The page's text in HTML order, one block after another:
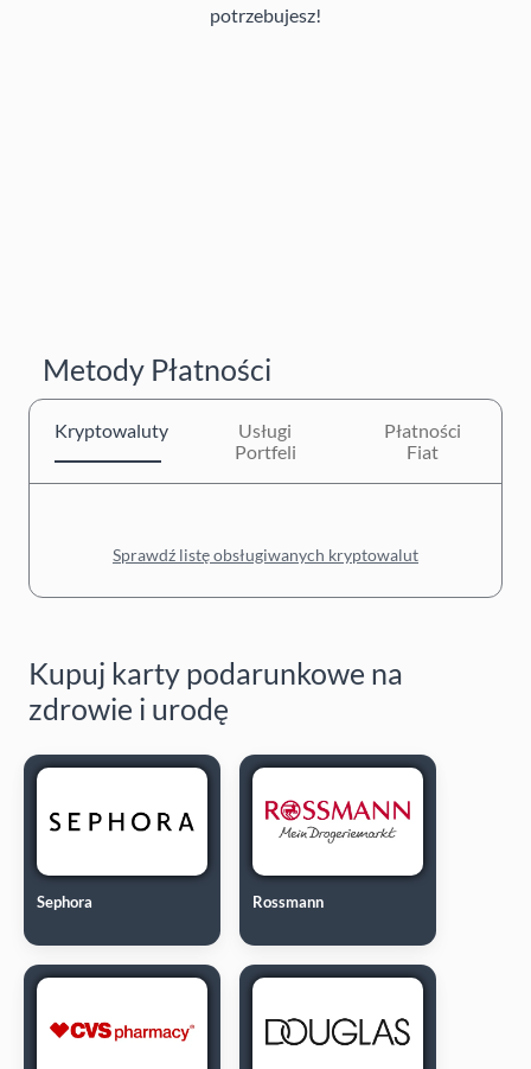
potrzebujesz!
Metody Płatności
Kryptowaluty
Usługi
Portfeli
Płatności
Fiat
Sprawdź listę obsługiwanych kryptowalut
Kupuj karty podarunkowe na
zdrowie i urodę
Sephora Rossmann